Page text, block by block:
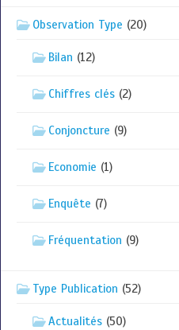
Observation Type (20)
Bilan (12)
Chiffres clés (2)
Conjoncture (9)
Economie (1)
Enquête (7)
Fréquentation (9)
Type Publication (52)
Actualités (50)